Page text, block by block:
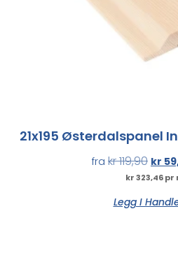
21x195 Østerdalspanel
fra kr119,90 kr
kr 323,46 pr
Legg I